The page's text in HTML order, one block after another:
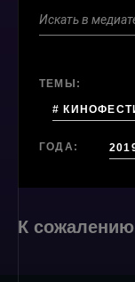
ТЕМЫ:
#
ГОДА:
К